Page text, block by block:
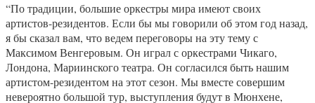
“По традиции, большие оркестры мира имеют своих
артистов-резидентов. Если бы мы говорили об этом год назад,
я бы сказал вам, что ведем переговоры на эту тему с
Максимом Венгеровым. Он играл с оркестрами Чикаго,
Лондона, Мариинского театра. Он согласился быть нашим
артистом-резидентом на этот сезон. Мы вместе совершим
невероятно большой тур, выступления будут в Мюнхене,